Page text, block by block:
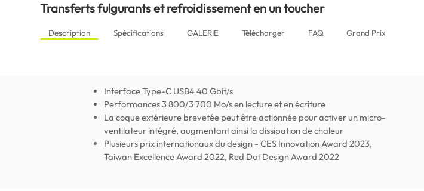
Transferts fulgurants et refroidissement en un toucher
Description Spécifications GALERIE Télécharger FAQ Grand Prix
Interface Type-C USB4 40 Gbit/s
Performances 3 800/3 700 Mo/s en lecture et en écriture
La coque extérieure brevetée peut être actionnée pour activer un micro-
ventilateur intégré, augmentant ainsi la dissipation de chaleur
Plusieurs prix internationaux du design - CES Innovation Award 2023,
Taiwan Excellence Award 2022, Red Dot Design Award 2022